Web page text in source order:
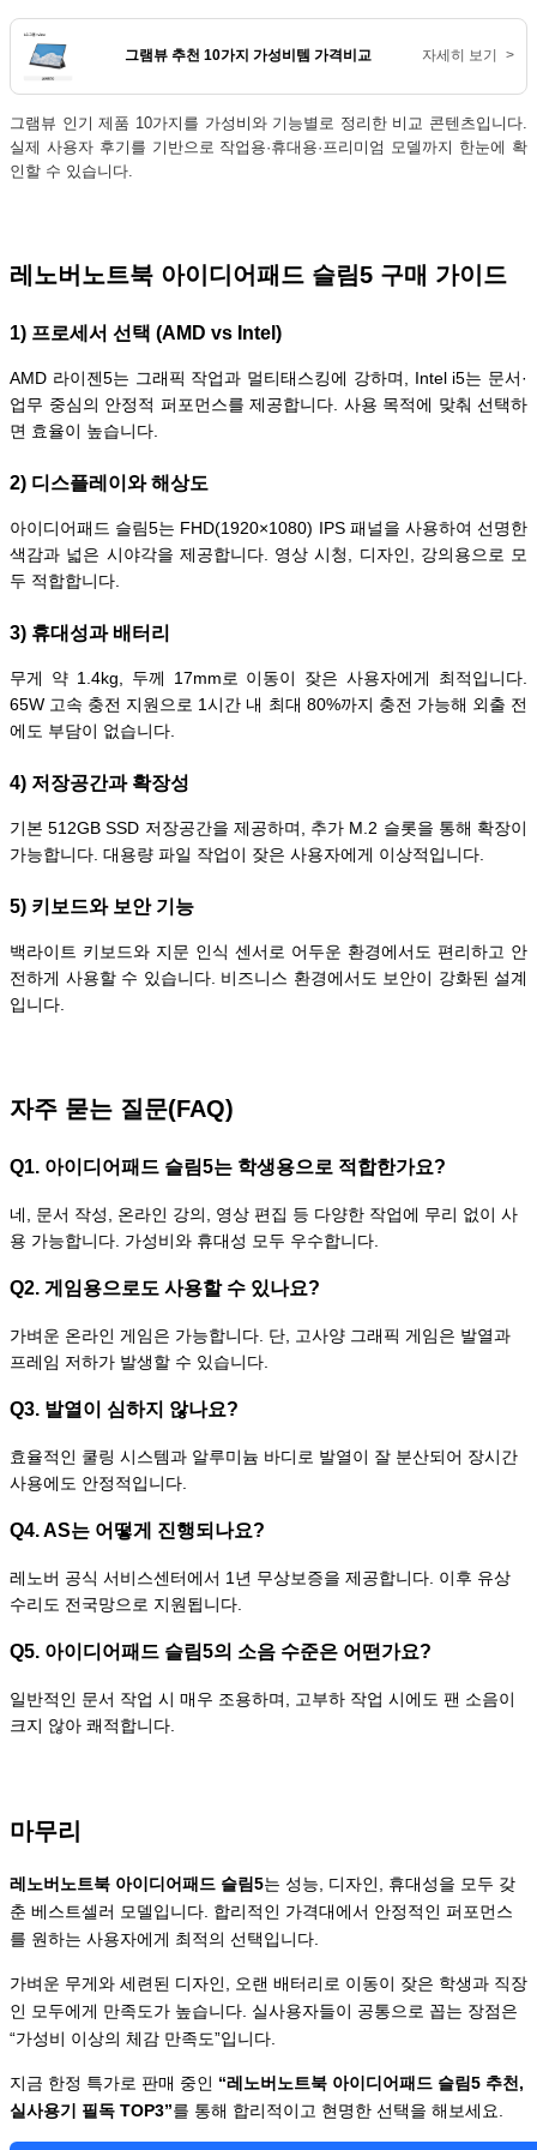
그램뷰 추천 10가지 가성비템 가격비교 자세히 보기 >
그램뷰 인기 제품 10가지를 가성비와 기능별로 정리한 비교 콘텐츠입니다.
실제 사용자 후기를 기반으로 작업용·휴대용·프리미엄 모델까지 한눈에 확
인할 수 있습니다.
레노버노트북 아이디어패드 슬림5 구매 가이드
1) 프로세서 선택 (AMD vs Intel)
AMD 라이젠5는 그래픽 작업과 멀티태스킹에 강하며, Intel i5는 문서·
업무 중심의 안정적 퍼포먼스를 제공합니다. 사용 목적에 맞춰 선택하
면 효율이 높습니다.
2) 디스플레이와 해상도
아이디어패드 슬림5는 FHD(1920×1080) IPS 패널을 사용하여 선명한
색감과 넓은 시야각을 제공합니다. 영상 시청, 디자인, 강의용으로 모
두 적합합니다.
3) 휴대성과 배터리
무게 약 1.4kg, 두께 17mm로 이동이 잦은 사용자에게 최적입니다.
65W 고속 충전 지원으로 1시간 내 최대 80%까지 충전 가능해 외출 전
에도 부담이 없습니다.
4) 저장공간과 확장성
기본 512GB SSD 저장공간을 제공하며, 추가 M.2 슬롯을 통해 확장이
가능합니다. 대용량 파일 작업이 잦은 사용자에게 이상적입니다.
5) 키보드와 보안 기능
백라이트 키보드와 지문 인식 센서로 어두운 환경에서도 편리하고 안
전하게 사용할 수 있습니다. 비즈니스 환경에서도 보안이 강화된 설계
입니다.
자주 묻는 질문(FAQ)
Q1. 아이디어패드 슬림5는 학생용으로 적합한가요?
네, 문서 작성, 온라인 강의, 영상 편집 등 다양한 작업에 무리 없이 사
용 가능합니다. 가성비와 휴대성 모두 우수합니다.
Q2. 게임용으로도 사용할 수 있나요?
가벼운 온라인 게임은 가능합니다. 단, 고사양 그래픽 게임은 발열과
프레임 저하가 발생할 수 있습니다.
Q3. 발열이 심하지 않나요?
효율적인 쿨링 시스템과 알루미늄 바디로 발열이 잘 분산되어 장시간
사용에도 안정적입니다.
Q4. AS는 어떻게 진행되나요?
레노버 공식 서비스센터에서 1년 무상보증을 제공합니다. 이후 유상
수리도 전국망으로 지원됩니다.
Q5. 아이디어패드 슬림5의 소음 수준은 어떤가요?
일반적인 문서 작업 시 매우 조용하며, 고부하 작업 시에도 팬 소음이
크지 않아 쾌적합니다.
마무리
레노버노트북 아이디어패드 슬림5는 성능, 디자인, 휴대성을 모두 갖
춘 베스트셀러 모델입니다. 합리적인 가격대에서 안정적인 퍼포먼스
를 원하는 사용자에게 최적의 선택입니다.
가벼운 무게와 세련된 디자인, 오랜 배터리로 이동이 잦은 학생과 직장
인 모두에게 만족도가 높습니다. 실사용자들이 공통으로 꼽는 장점은
“가성비 이상의 체감 만족도”입니다.
지금 한정 특가로 판매 중인 “레노버노트북 아이디어패드 슬림5 추천,
실사용기 필독 TOP3”를 통해 합리적이고 현명한 선택을 해보세요.